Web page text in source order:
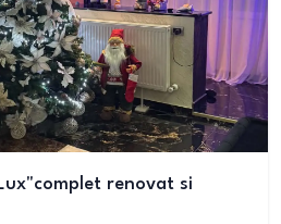
renovat si